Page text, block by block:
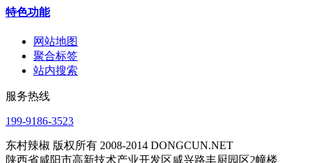
特色功能
网站地图
聚合标签
站内搜索
服务热线
199-9186-3523
东村辣椒 版权所有 2008-2014 DONGCUN.NET
陕西省咸阳市高新技术产业开发区咸兴路丰厨园区2幢楼